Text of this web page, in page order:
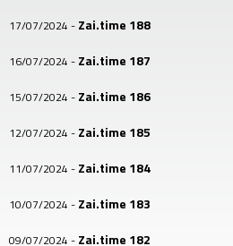
17/07/2024 - Zai.time 188
16/07/2024 - Zai.time 187
15/07/2024 - Zai.time 186
12/07/2024 - Zai.time 185
11/07/2024 - Zai.time 184
10/07/2024 - Zai.time 183
09/07/2024 - Zai.time 182